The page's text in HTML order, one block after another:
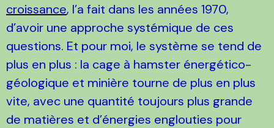
croissance, l’a fait dans les années 1970,
d’avoir une approche systémique de ces
questions. Et pour moi, le système se tend de
plus en plus : la cage à hamster énergético-
géologique et minière tourne de plus en plus
vite, avec une quantité toujours plus grande
de matières et d’énergies englouties pour